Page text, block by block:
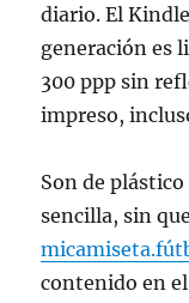
diario. El
generación es
300 ppp sin
impreso,
Son de
sencilla, sin
contenido en